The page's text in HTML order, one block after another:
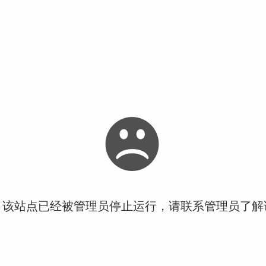
站点已经被管理员停止运行，请联系管理员了